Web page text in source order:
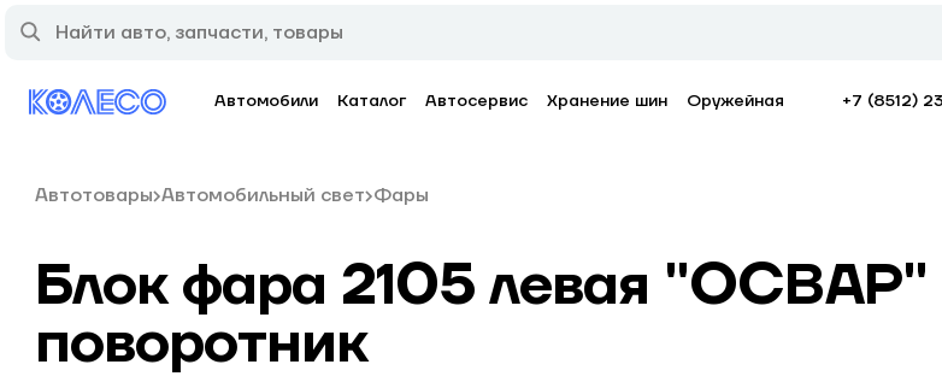
Автомобили Каталог Автосервис Хранение шин Оружейная +7 (8512)
Автотовары Автомобильный свет Фары
Блок фара 2105 левая "ОСВАР"
поворотник